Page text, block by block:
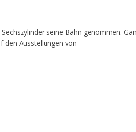
seine Bahn genommen.
den Ausstellungen von